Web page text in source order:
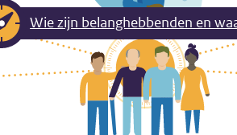
Wie zijn belanghebbenden en